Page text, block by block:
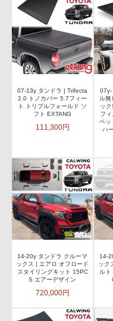
07-13y タンドラ | Trifecta
2.0 トノカバー 5.7フィー
ト トリプルフォールド ソ
フト EXTANG
111,300円
07y-
ル無
ッ
フ
ベッ
ハ
14-20y タンドラ クルーマ
ックス | エアロ オフロード
スタイリングキット 15PC
S エアーデザイン
720,000円
14-
ック
ルト